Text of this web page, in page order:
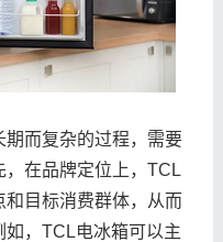
而复杂的过程，需要
，在品牌定位上，TCL
目标消费群体，从而
，TCL电冰箱可以主